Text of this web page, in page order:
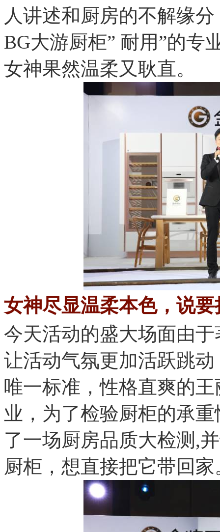
人讲述和厨房的不解缘分
BG大游厨柜” 耐用”的专业
女神果然温柔又耿直。
女神尽显温柔本色，说
今天活动的盛大场面由于
让活动气氛更加活跃跳动
唯一标准，性格直爽
业，为了检验厨柜的承
了一场厨房品质大检测,
厨柜，想直接把它带回